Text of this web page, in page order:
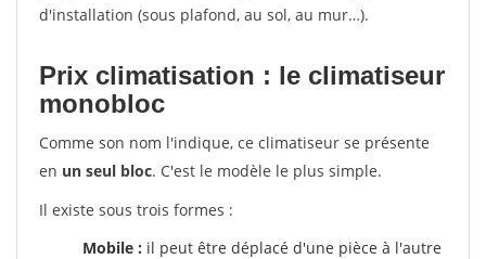
d'installation (sous plafond, au sol, au mur…).
Prix climatisation : le climatiseur
monobloc
Comme son nom l'indique, ce climatiseur se présente
en un seul bloc. C'est le modèle le plus simple.
Il existe sous trois formes :
Mobile : il peut être déplacé d'une pièce à l'autre